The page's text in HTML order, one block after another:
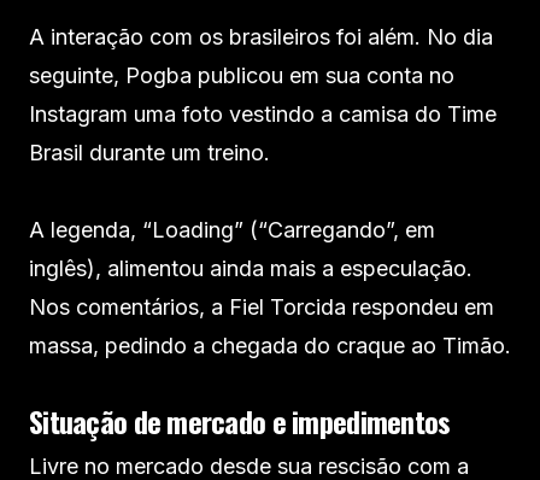
A interação com os brasileiros foi além. No dia
seguinte, Pogba publicou em sua conta no
Instagram uma foto vestindo a camisa do Time
Brasil durante um treino.
A legenda, “Loading” (“Carregando”, em
inglês), alimentou ainda mais a especulação.
Nos comentários, a Fiel Torcida respondeu em
massa, pedindo a chegada do craque ao Timão.
Situação de mercado e impedimentos
Livre no mercado desde sua rescisão com a